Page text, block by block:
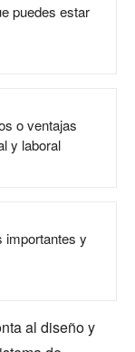
puedes estar
o ventajas
y laboral
importantes y
al diseño y